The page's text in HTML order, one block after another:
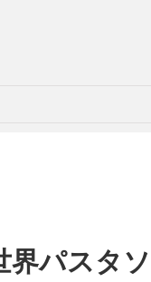
界パスタ